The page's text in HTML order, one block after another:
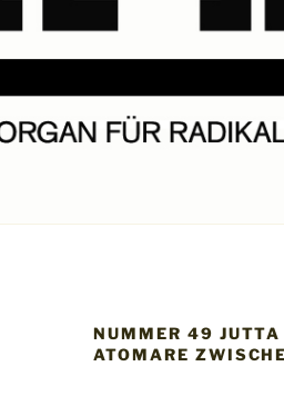
NUMMER 49 JUTTA
ATOMARE